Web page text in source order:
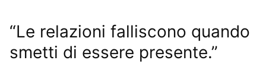
“Le relazioni falliscono quando
smetti di essere presente.”